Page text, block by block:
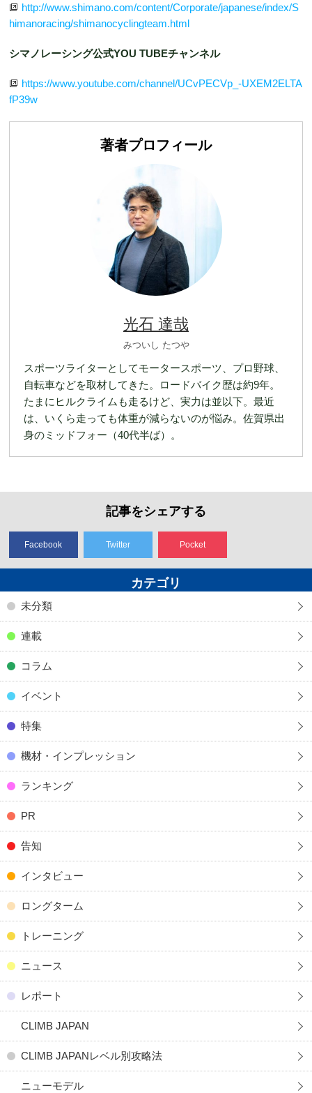
http://www.shimano.com/content/Corporate/japanese/index/S
himanoracing/shimanocyclingteam.html
シマノレーシング公式YOU TUBEチャンネル
https://www.youtube.com/channel/UCvPECVp_-UXEM2ELTA
fP39w
著者プロフィール
光石 達哉
みついし たつや
スポーツライターとしてモータースポーツ、プロ野球、
自転車などを取材してきた。ロードバイク歴は約9年。
たまにヒルクライムも走るけど、実力は並以下。最近
は、いくら走っても体重が減らないのが悩み。佐賀県出
身のミッドフォー（40代半ば）。
記事をシェアする
Facebook Twitter Pocket
カテゴリ
未分類
連載
コラム
イベント
特集
機材・インプレッション
ランキング
PR
告知
インタビュー
ロングターム
トレーニング
ニュース
レポート
CLIMB JAPAN
CLIMB JAPANレベル別攻略法
ニューモデル